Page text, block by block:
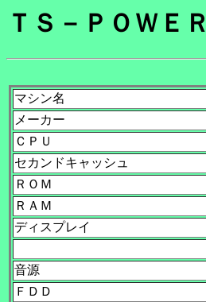
ＴＳ－ＰＯＷ
マシン名
メーカー
ＣＰＵ
セカンドキャッシュ
ＲＯＭ
ＲＡＭ
ディスプレイ
音源
ＦＤＤ